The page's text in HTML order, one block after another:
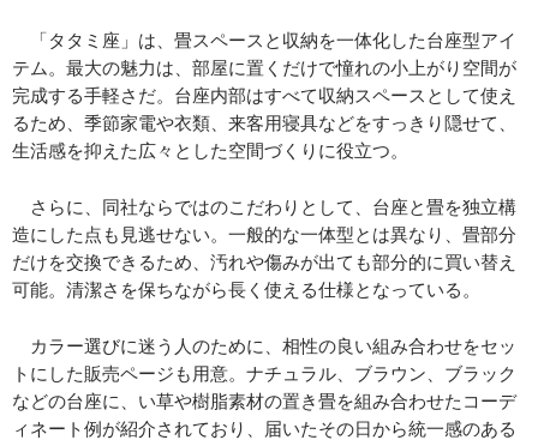
「タタミ座」は、畳スペースと収納を一体化した台座型アイ
テム。最大の魅力は、部屋に置くだけで憧れの小上がり空間が
完成する手軽さだ。台座内部はすべて収納スペースとして使え
るため、季節家電や衣類、来客用寝具などをすっきり隠せて、
生活感を抑えた広々とした空間づくりに役立つ。
さらに、同社ならではのこだわりとして、台座と畳を独立構
造にした点も見逃せない。一般的な一体型とは異なり、畳部分
だけを交換できるため、汚れや傷みが出ても部分的に買い替え
可能。清潔さを保ちながら長く使える仕様となっている。
カラー選びに迷う人のために、相性の良い組み合わせをセッ
トにした販売ページも用意。ナチュラル、ブラウン、ブラック
などの台座に、い草や樹脂素材の置き畳を組み合わせたコーデ
ィネート例が紹介されており、届いたその日から統一感のある